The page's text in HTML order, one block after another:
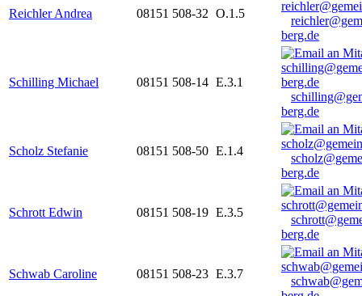
Reichler Andrea 08151 508-32 O.1.5
berg.de
Schilling Michael 08151 508-14 E.3.1
berg.de
Scholz Stefanie 08151 508-50 E.1.4
berg.de
Schrott Edwin 08151 508-19 E.3.5
berg.de
Schwab Caroline 08151 508-23 E.3.7